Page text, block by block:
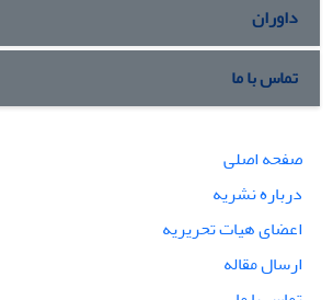
داوران
تماس با ما
صفحه اصلی
درباره نشریه
اعضای هیات تحریریه
ارسال مقاله